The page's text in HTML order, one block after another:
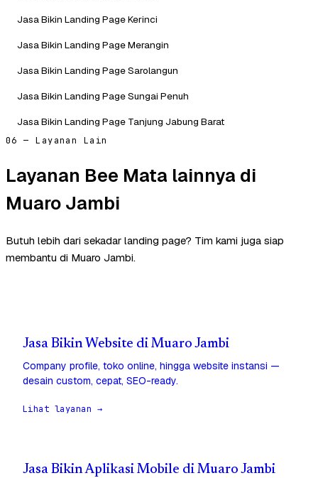
Jasa Bikin Landing Page Kerinci
Jasa Bikin Landing Page Merangin
Jasa Bikin Landing Page Sarolangun
Jasa Bikin Landing Page Sungai Penuh
Jasa Bikin Landing Page Tanjung Jabung Barat
06 — Layanan Lain
Layanan Bee Mata lainnya di
Muaro Jambi
Butuh lebih dari sekadar landing page? Tim kami juga siap
membantu di Muaro Jambi.
Jasa Bikin Website di Muaro Jambi
Company profile, toko online, hingga website instansi —
desain custom, cepat, SEO-ready.
Lihat layanan →
Jasa Bikin Aplikasi Mobile di Muaro Jambi